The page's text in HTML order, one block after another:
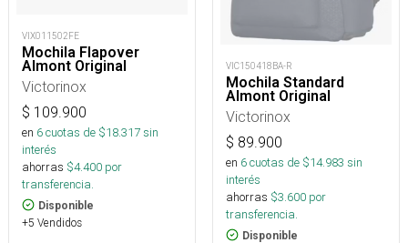
VIX011502FE
Mochila Flapover
Almont Original
Victorinox
$ 109.900
en 6cuotas de $18.317sin
interés
ahorras $4.400 por
transferencia.
Disponible
+5 Vendidos
VIC150418BA-R
Mochila Standard
Almont Original
Victorinox
$ 89.900
en 6cuotas de $14.983 sin
interés
ahorras $3.600 por
transferencia.
Disponible